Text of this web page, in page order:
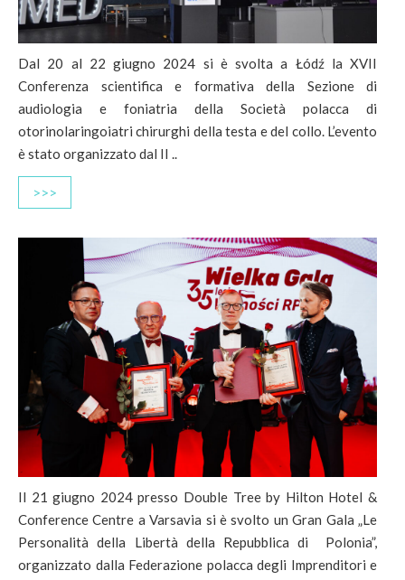
Dal 20 al 22 giugno 2024 si è svolta a Łódź la XVII
Conferenza scientifica e formativa della Sezione di
audiologia e foniatria della Società polacca di
otorinolaringoiatri chirurghi della testa e del collo. L’evento
è stato organizzato dal II ..
>>>
Il 21 giugno 2024 presso Double Tree by Hilton Hotel &
Conference Centre a Varsavia si è svolto un Gran Gala „Le
Personalità della Libertà della Repubblica di Polonia”,
organizzato dalla Federazione polacca degli Imprenditori e